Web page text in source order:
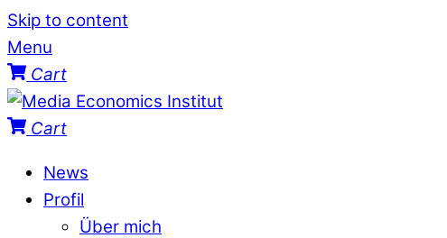
Skip to content
Menu
Cart
Cart
News
Profil
Über mich